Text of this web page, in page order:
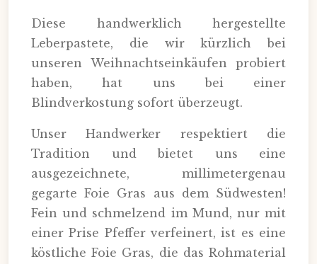
Diese handwerklich hergestellte
Leberpastete, die wir kürzlich bei
unseren Weihnachtseinkäufen probiert
haben, hat uns bei einer
Blindverkostung sofort überzeugt.
Unser Handwerker respektiert die
Tradition und bietet uns eine
ausgezeichnete, millimetergenau
gegarte Foie Gras aus dem Südwesten!
Fein und schmelzend im Mund, nur mit
einer Prise Pfeffer verfeinert, ist es eine
köstliche Foie Gras, die das Rohmaterial